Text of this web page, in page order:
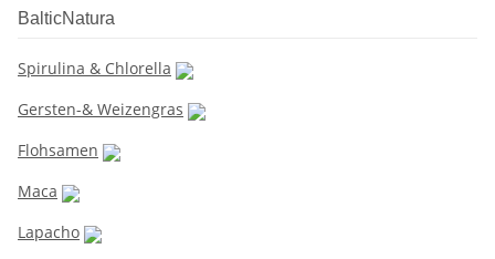
BalticNatura
Spirulina & Chlorella
Gersten-& Weizengras
Flohsamen
Maca
Lapacho